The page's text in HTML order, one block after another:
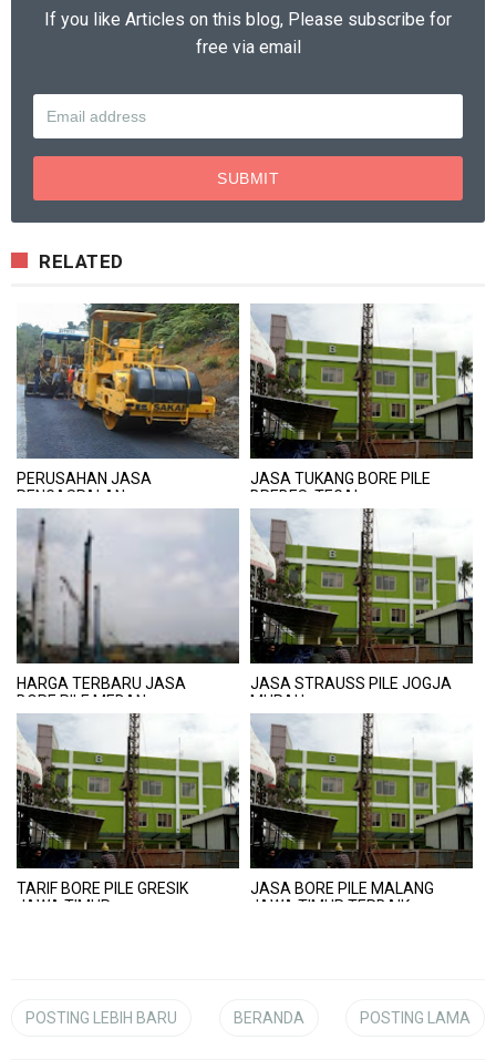
If you like Articles on this blog, Please subscribe for
free via email
RELATED
PERUSAHAN JASA
PENGASPALAN
JABODETABEK
JASA TUKANG BORE PILE
BREBES, TEGAL
HARGA TERBARU JASA
BORE PILE MEDAN
JASA STRAUSS PILE JOGJA
MURAH
TARIF BORE PILE GRESIK
JAWA TIMUR
JASA BORE PILE MALANG
JAWA TIMUR TERBAIK
POSTING LEBIH BARU POSTING LAMA
BERANDA